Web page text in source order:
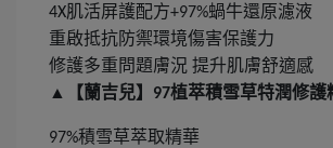
4X肌活屏護配方+97%蝸牛還原濾液
重啟抵抗防禦環境傷害保護力
修護多重問題膚況 提升肌膚舒適感
▲【蘭吉兒】 97植萃積雪草特潤修護
97%積雪草萃取精華